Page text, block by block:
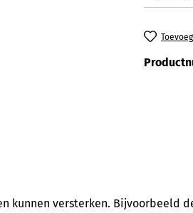
kunnen versterken. Bijvoorbeeld